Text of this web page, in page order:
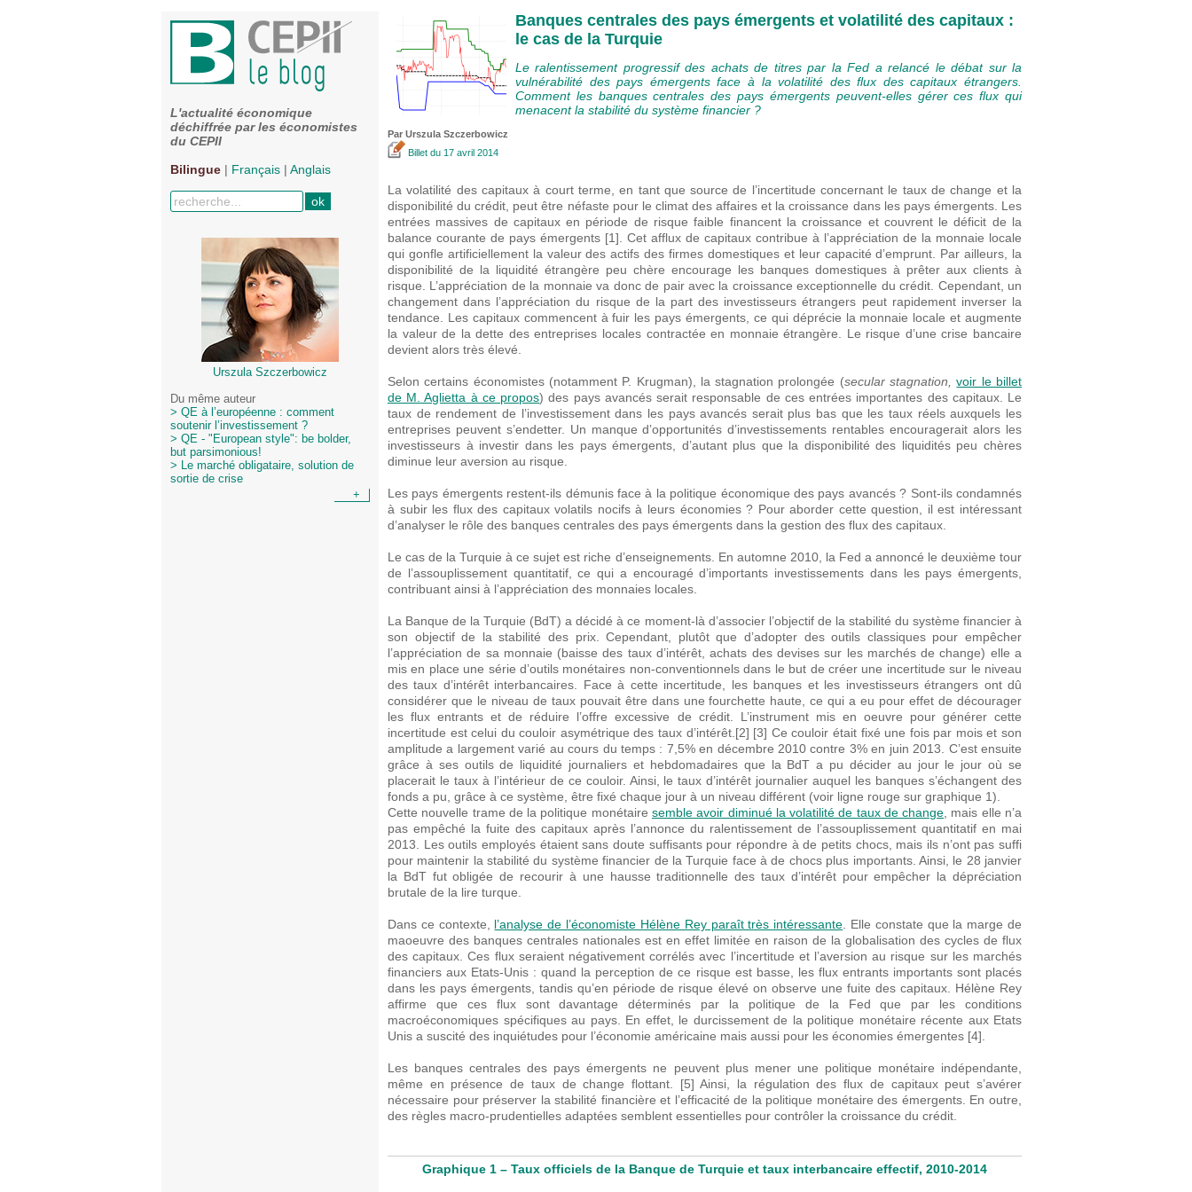
L'actualité économique
déchiffrée par les économistes
du CEPII
Bilingue | Français | Anglais
Urszula Szczerbowicz
Du même auteur
> QE à l’européenne : comment
soutenir l’investissement ?
> QE - "European style": be bolder,
but parsimonious!
> Le marché obligataire, solution de
sortie de crise
+
Banques centrales des pays émergents et volatilité des capitaux :
le cas de la Turquie
Le ralentissement progressif des achats de titres par la Fed a relancé le débat sur la
vulnérabilité des pays émergents face à la volatilité des flux des capitaux étrangers.
Comment les banques centrales des pays émergents peuvent-elles gérer ces flux qui
menacent la stabilité du système financier ?
Par Urszula Szczerbowicz
Billet du 17 avril 2014
La volatilité des capitaux à court terme, en tant que source de l’incertitude concernant le taux de change et la
disponibilité du crédit, peut être néfaste pour le climat des affaires et la croissance dans les pays émergents. Les
entrées massives de capitaux en période de risque faible financent la croissance et couvrent le déficit de la
balance courante de pays émergents [1]. Cet afflux de capitaux contribue à l’appréciation de la monnaie locale
qui gonfle artificiellement la valeur des actifs des firmes domestiques et leur capacité d’emprunt. Par ailleurs, la
disponibilité de la liquidité étrangère peu chère encourage les banques domestiques à prêter aux clients à
risque. L’appréciation de la monnaie va donc de pair avec la croissance exceptionnelle du crédit. Cependant, un
changement dans l’appréciation du risque de la part des investisseurs étrangers peut rapidement inverser la
tendance. Les capitaux commencent à fuir les pays émergents, ce qui déprécie la monnaie locale et augmente
la valeur de la dette des entreprises locales contractée en monnaie étrangère. Le risque d’une crise bancaire
devient alors très élevé.
Selon certains économistes (notamment P. Krugman), la stagnation prolongée (secular stagnation,voir le billet
de M. Aglietta à ce propos) des pays avancés serait responsable de ces entrées importantes des capitaux. Le
taux de rendement de l’investissement dans les pays avancés serait plus bas que les taux réels auxquels les
entreprises peuvent s’endetter. Un manque d’opportunités d’investissements rentables encouragerait alors les
investisseurs à investir dans les pays émergents, d’autant plus que la disponibilité des liquidités peu chères
diminue leur aversion au risque.
Les pays émergents restent-ils démunis face à la politique économique des pays avancés ? Sont-ils condamnés
à subir les flux des capitaux volatils nocifs à leurs économies ? Pour aborder cette question, il est intéressant
d’analyser le rôle des banques centrales des pays émergents dans la gestion des flux des capitaux.
Le cas de la Turquie à ce sujet est riche d’enseignements. En automne 2010, la Fed a annoncé le deuxième tour
de l’assouplissement quantitatif, ce qui a encouragé d’importants investissements dans les pays émergents,
contribuant ainsi à l’appréciation des monnaies locales.
La Banque de la Turquie (BdT) a décidé à ce moment-là d’associer l’objectif de la stabilité du système financier à
son objectif de la stabilité des prix. Cependant, plutôt que d’adopter des outils classiques pour empêcher
l’appréciation de sa monnaie (baisse des taux d’intérêt, achats des devises sur les marchés de change) elle a
mis en place une série d’outils monétaires non-conventionnels dans le but de créer une incertitude sur le niveau
des taux d’intérêt interbancaires. Face à cette incertitude, les banques et les investisseurs étrangers ont dû
considérer que le niveau de taux pouvait être dans une fourchette haute, ce qui a eu pour effet de décourager
les flux entrants et de réduire l’offre excessive de crédit. L’instrument mis en oeuvre pour générer cette
incertitude est celui du couloir asymétrique des taux d’intérêt.[2] [3] Ce couloir était fixé une fois par mois et son
amplitude a largement varié au cours du temps : 7,5% en décembre 2010 contre 3% en juin 2013. C’est ensuite
grâce à ses outils de liquidité journaliers et hebdomadaires que la BdT a pu décider au jour le jour où se
placerait le taux à l’intérieur de ce couloir. Ainsi, le taux d’intérêt journalier auquel les banques s’échangent des
fonds a pu, grâce à ce système, être fixé chaque jour à un niveau différent (voir ligne rouge sur graphique 1).
Cette nouvelle trame de la politique monétaire semble avoir diminué la volatilité de taux de change, mais elle n’a
pas empêché la fuite des capitaux après l’annonce du ralentissement de l’assouplissement quantitatif en mai
2013. Les outils employés étaient sans doute suffisants pour répondre à de petits chocs, mais ils n’ont pas suffi
pour maintenir la stabilité du système financier de la Turquie face à de chocs plus importants. Ainsi, le 28 janvier
la BdT fut obligée de recourir à une hausse traditionnelle des taux d’intérêt pour empêcher la dépréciation
brutale de la lire turque.
Dans ce contexte, l’analyse de l’économiste Hélène Rey paraît très intéressante. Elle constate que la marge de
maoeuvre des banques centrales nationales est en effet limitée en raison de la globalisation des cycles de flux
des capitaux. Ces flux seraient négativement corrélés avec l’incertitude et l’aversion au risque sur les marchés
financiers aux Etats-Unis : quand la perception de ce risque est basse, les flux entrants importants sont placés
dans les pays émergents, tandis qu’en période de risque élevé on observe une fuite des capitaux. Hélène Rey
affirme que ces flux sont davantage déterminés par la politique de la Fed que par les conditions
macroéconomiques spécifiques au pays. En effet, le durcissement de la politique monétaire récente aux Etats
Unis a suscité des inquiétudes pour l’économie américaine mais aussi pour les économies émergentes [4].
Les banques centrales des pays émergents ne peuvent plus mener une politique monétaire indépendante,
même en présence de taux de change flottant. [5] Ainsi, la régulation des flux de capitaux peut s’avérer
nécessaire pour préserver la stabilité financière et l’efficacité de la politique monétaire des émergents. En outre,
des règles macro-prudentielles adaptées semblent essentielles pour contrôler la croissance du crédit.
Graphique 1 – Taux officiels de la Banque de Turquie et taux interbancaire effectif, 2010-2014